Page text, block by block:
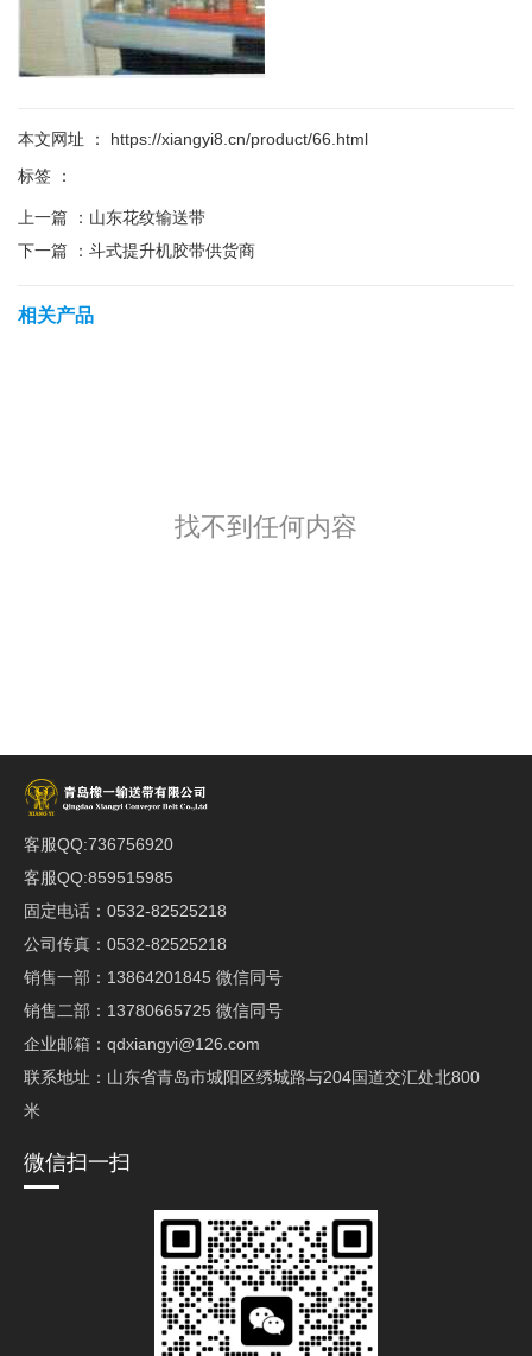
本文网址 ： https://xiangyi8.cn/product/66.html
标签 ：
上一篇 ： 山东花纹输送带
下一篇 ： 斗式提升机胶带供货商
相关产品
找不到任何内容
客服QQ:736756920
客服QQ:859515985
固定电话：0532-82525218
公司传真：0532-82525218
销售一部：13864201845 微信同号
销售二部：13780665725 微信同号
企业邮箱：qdxiangyi@126.com
联系地址：山东省青岛市城阳区绣城路与204国道交汇处北800
米
微信扫一扫